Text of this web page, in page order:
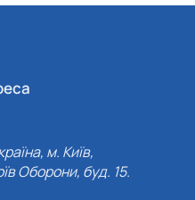
м. Київ,
Оборони, буд. 15.